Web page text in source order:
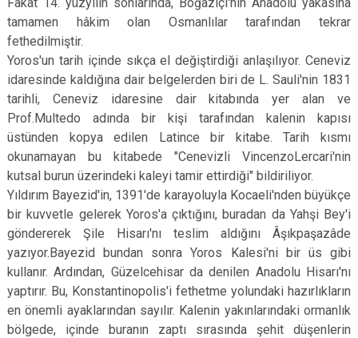
tamamen hâkim olan Osmanlılar tarafından tekrar
fethedilmiştir.
Yoros'un tarih içinde sıkça el değiştirdiği anlaşılıyor. Ceneviz
idaresinde kaldığına dair belgelerden biri de L. Sauli'nin 1831
tarihli, Ceneviz idaresine dair kitabında yer alan ve
Prof.Multedo adında bir kişi tarafından kalenin kapısı
üstünden kopya edilen Latince bir kitabe. Tarih kısmı
okunamayan bu kitabede "Cenevizli VincenzoLercari'nin
kutsal burun üzerindeki kaleyi tamir ettirdiği" bildiriliyor.
Yıldırım Bayezid'in, 1391'de karayoluyla Kocaeli'nden büyükçe
bir kuvvetle gelerek Yoros'a çıktığını, buradan da Yahşi Bey'i
göndererek Şile Hisarı'nı teslim aldığını Âşıkpaşazâde
yazıyor.Bayezid bundan sonra Yoros Kalesi'ni bir üs gibi
kullanır. Ardından, Güzelcehisar da denilen Anadolu Hisarı'nı
yaptırır. Bu, Konstantinopolis'i fethetme yolundaki hazırlıkların
en önemli ayaklarından sayılır. Kalenin yakınlarındaki ormanlık
bölgede, içinde buranın zaptı sırasında şehit düşenlerin